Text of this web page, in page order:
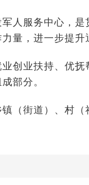
服务中心，是
量，进一步提升
业扶持、优抚
部分。
街道）、村（